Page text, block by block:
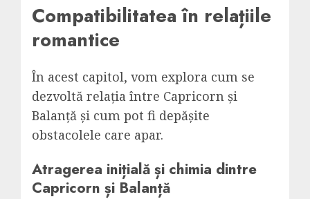
Compatibilitatea în relațiile
romantice
În acest capitol, vom explora cum se
dezvoltă relația între Capricorn și
Balanță și cum pot fi depășite
obstacolele care apar.
Atragerea inițială și chimia dintre
Capricorn și Balanță